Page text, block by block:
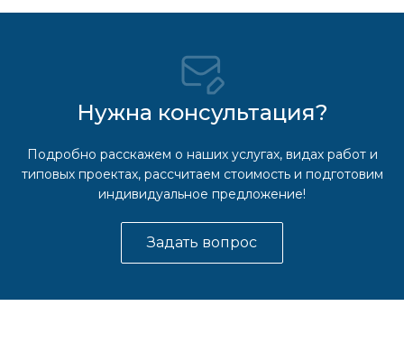
Нужна консультация?
Подробно расскажем о наших услугах, видах работ и
типовых проектах, рассчитаем стоимость и подготовим
индивидуальное предложение!
Задать вопрос